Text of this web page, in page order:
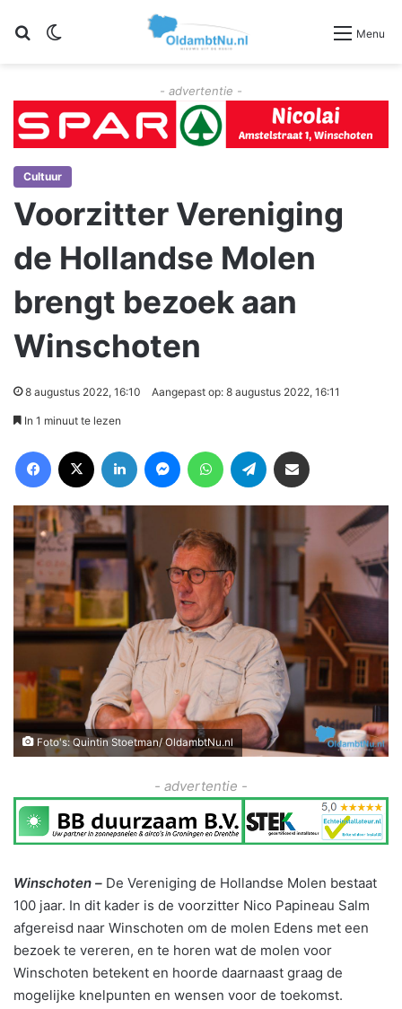
Zoeken Menu
- advertentie -
Cultuur
Voorzitter Vereniging
de Hollandse Molen
brengt bezoek aan
Winschoten
8 augustus 2022, 16:10 Aangepast op: 8 augustus 2022, 16:11
In 1 minuut te lezen
Foto's: Quintin Stoetman/ OldambtNu.nl
- advertentie -
Winschoten – De Vereniging de Hollandse Molen bestaat
100 jaar. In dit kader is de voorzitter Nico Papineau Salm
afgereisd naar Winschoten om de molen Edens met een
bezoek te vereren, en te horen wat de molen voor
Winschoten betekent en hoorde daarnaast graag de
mogelijke knelpunten en wensen voor de toekomst.